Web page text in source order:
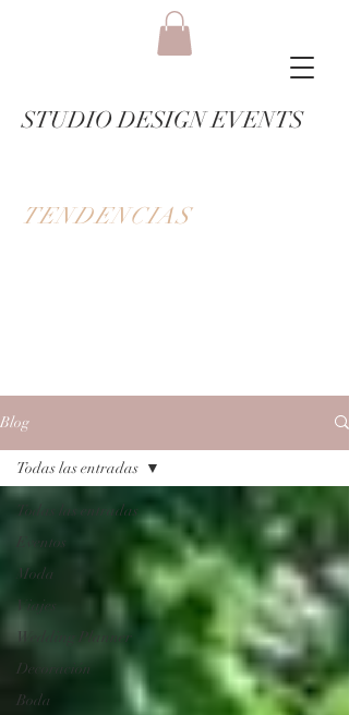
STUDIO DESIGN EVENTS
TENDENCIAS
Blog
Todas las entradas
Eventos
Moda
Viajes
Wedding Planner
Decoración
Boda
Todas las entradas